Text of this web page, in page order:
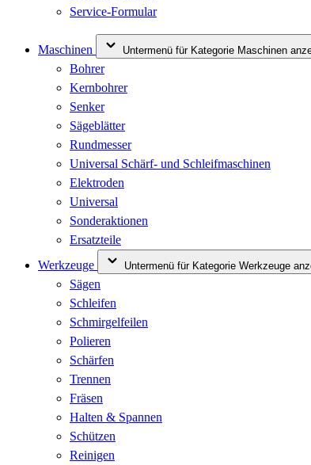
Service-Formular
Maschinen Untermenü für Kategorie Maschinen
Bohrer
Kernbohrer
Senker
Sägeblätter
Rundmesser
Universal Schärf- und Schleifmaschinen
Elektroden
Universal
Sonderaktionen
Ersatzteile
Werkzeuge
Untermenü für Kategorie Werkzeuge
Sägen
Schleifen
Schmirgelfeilen
Polieren
Schärfen
Trennen
Fräsen
Halten & Spannen
Schützen
Reinigen